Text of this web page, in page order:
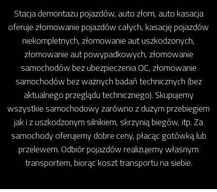
Stacja demontażu pojazdów, auto złom, auto kasacja
oferuje złomowanie pojazdów całych, kasację pojazdów
niekompletnych, złomowanie aut uszkodzonych,
złomowanie aut powypadkowych, złomowanie
samochodów bez ubezpieczenia OC, złomowanie
samochodów bez ważnych badań technicznych (bez
aktualnego przeglądu technicznego). Skupujemy
wszystkie samochodowy zarówno z dużym przebiegiem
jak i z uszkodzonym silnikiem, skrzynią biegów, itp. Za
samochody oferujemy dobre ceny, płacąc gotówką lub
przelewem. Odbiór pojazdów realizujemy własnym
transportem, biorąc koszt transportu na siebie.